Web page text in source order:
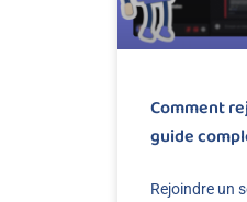
Comment
guide
Rejoindre un